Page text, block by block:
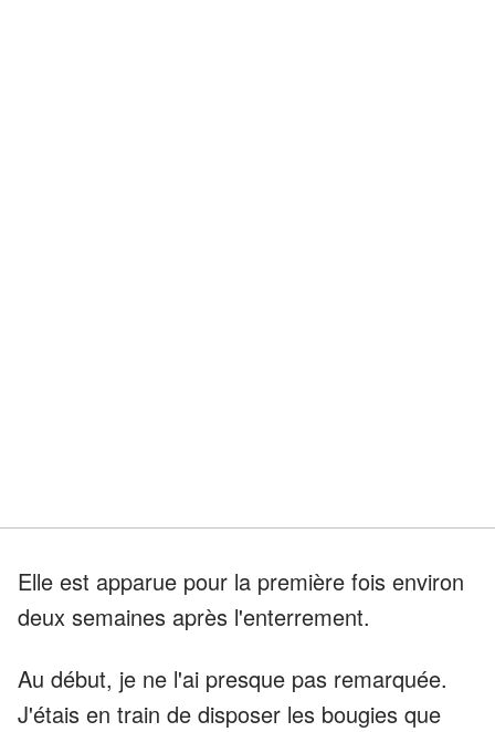
Elle est apparue pour la première fois environ
deux semaines après l'enterrement.
Au début, je ne l'ai presque pas remarquée.
J'étais en train de disposer les bougies que